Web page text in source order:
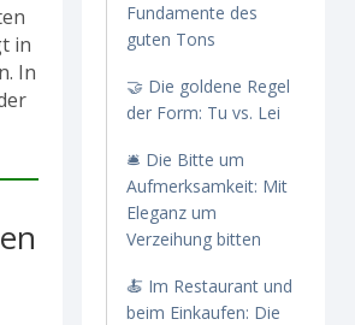
in
In
Fundamente des
guten Tons
🤝 Die goldene Regel
der Form: Tu vs. Lei
🛎️ Die Bitte um
Aufmerksamkeit: Mit
Eleganz um
Verzeihung bitten
🍝 Im Restaurant und
beim Einkaufen: Die